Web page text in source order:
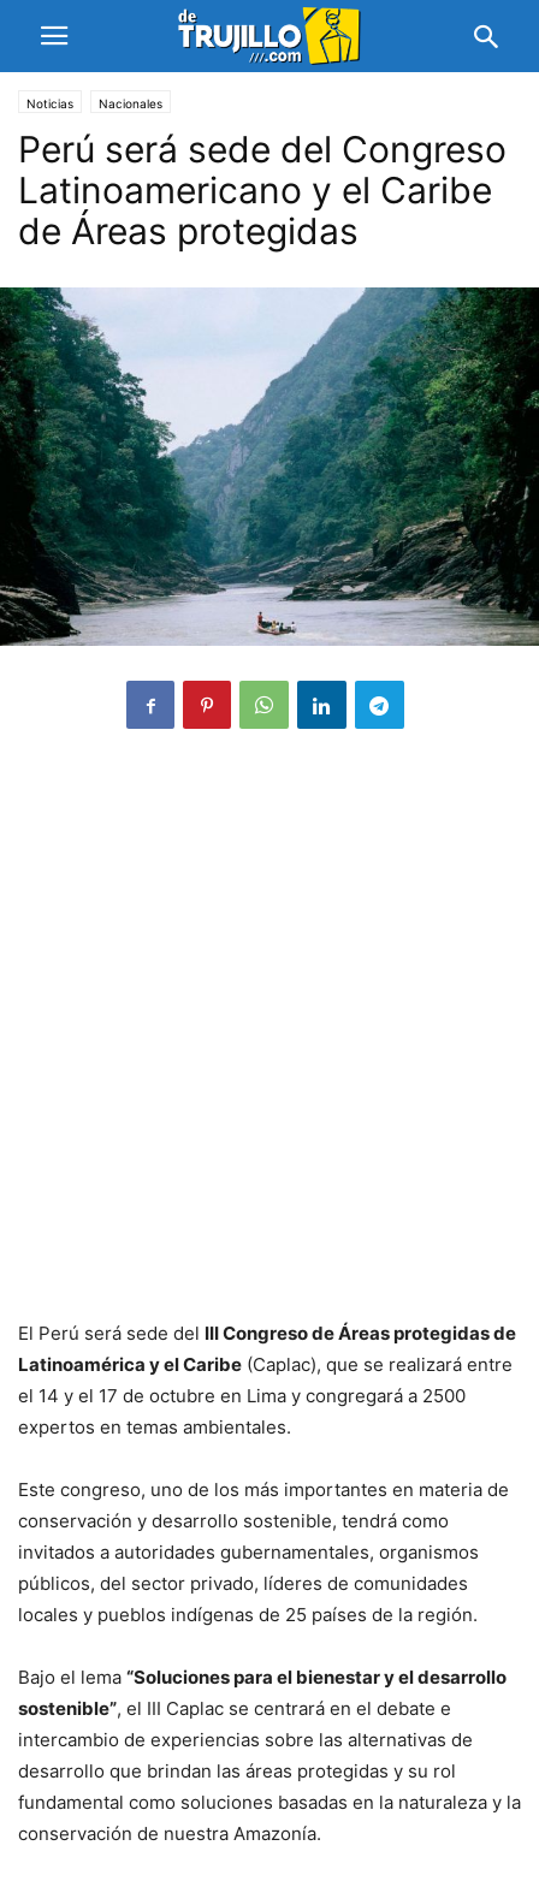
Noticias Nacionales
Perú será sede del Congreso
Latinoamericano y el Caribe
de Áreas protegidas
El Perú será sede del III Congreso de Áreas protegidas de
Latinoamérica y el Caribe (Caplac), que se realizará entre
el 14 y el 17 de octubre en Lima y congregará a 2500
expertos en temas ambientales.
Este congreso, uno de los más importantes en materia de
conservación y desarrollo sostenible, tendrá como
invitados a autoridades gubernamentales, organismos
públicos, del sector privado, líderes de comunidades
locales y pueblos indígenas de 25 países de la región.
Bajo el lema “Soluciones para el bienestar y el desarrollo
sostenible”, el III Caplac se centrará en el debate e
intercambio de experiencias sobre las alternativas de
desarrollo que brindan las áreas protegidas y su rol
fundamental como soluciones basadas en la naturaleza y la
conservación de nuestra Amazonía.